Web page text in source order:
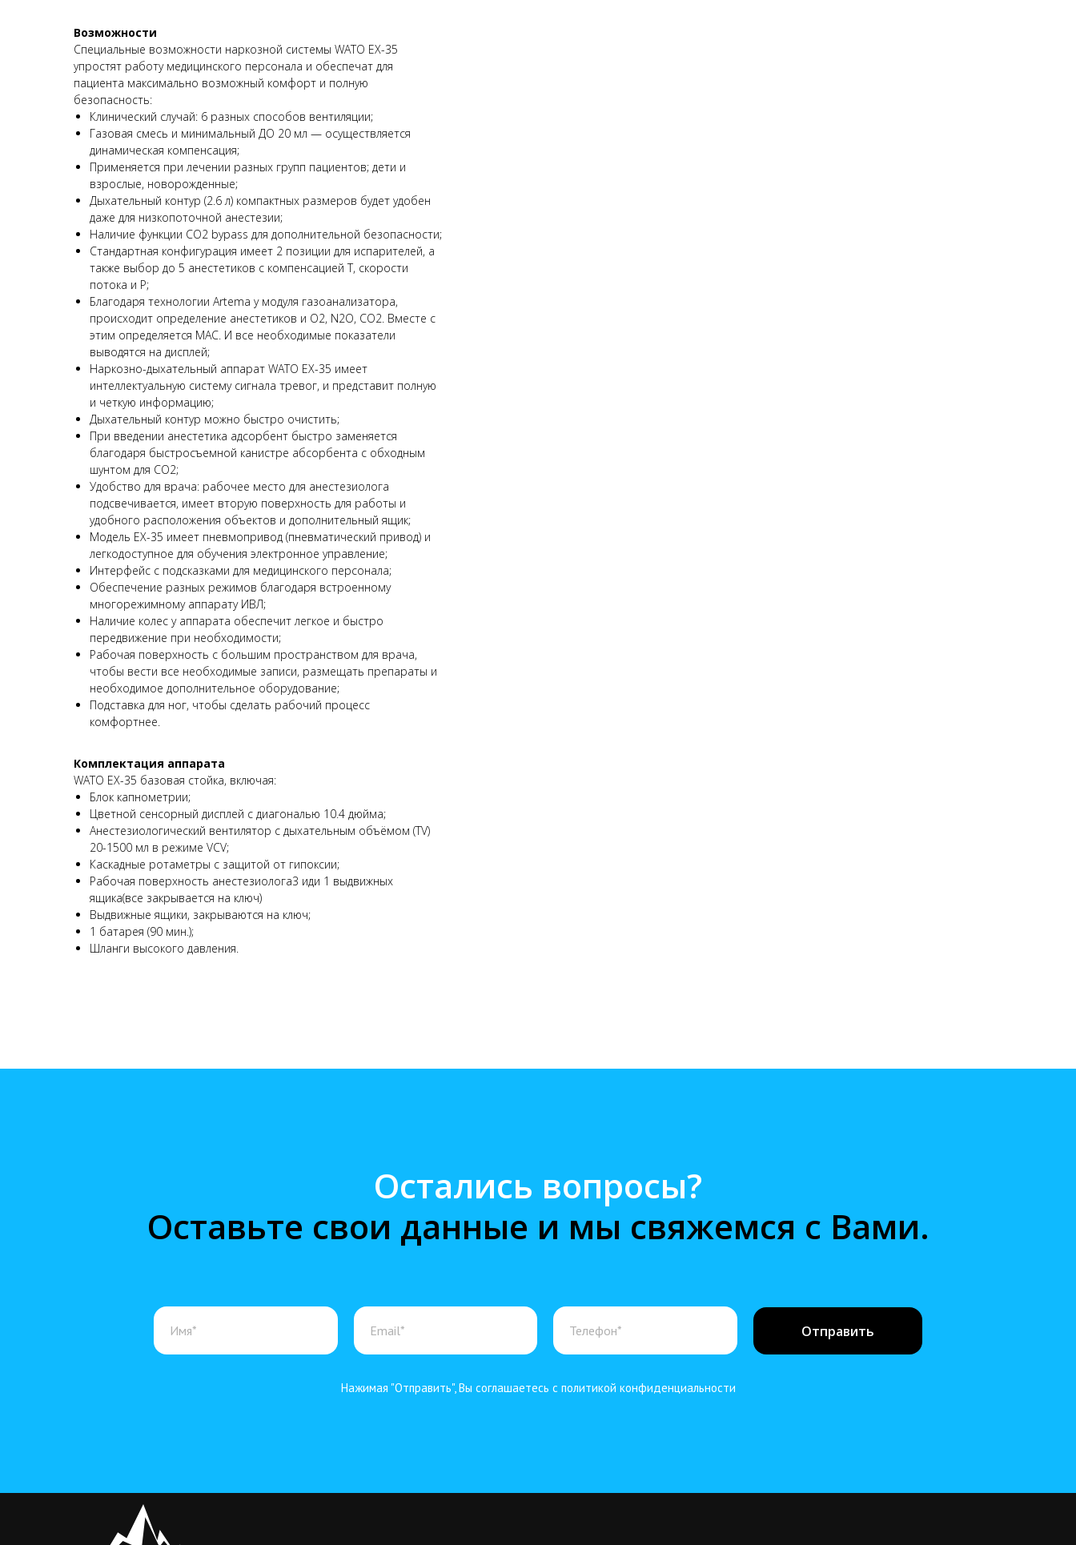
Возможности
Специальные возможности наркозной системы WATO EX-35
упростят работу медицинского персонала и обеспечат для
пациента максимально возможный комфорт и полную
безопасность:
Клинический случай: 6 разных способов вентиляции;
Газовая смесь и минимальный ДО 20 мл — осуществляется
динамическая компенсация;
Применяется при лечении разных групп пациентов; дети и
взрослые, новорожденные;
Дыхательный контур (2.6 л) компактных размеров будет удобен
даже для низкопоточной анестезии;
Наличие функции CO2 bypass для дополнительной безопасности;
Стандартная конфигурация имеет 2 позиции для испарителей, а
также выбор до 5 анестетиков с компенсацией T, скорости
потока и P;
Благодаря технологии Artema у модуля газоанализатора,
происходит определение анестетиков и О2, N2O, CO2. Вместе с
этим определяется MAC. И все необходимые показатели
выводятся на дисплей;
Наркозно-дыхательный аппарат WATO EX-35 имеет
интеллектуальную систему сигнала тревог, и представит полную
и четкую информацию;
Дыхательный контур можно быстро очистить;
При введении анестетика адсорбент быстро заменяется
благодаря быстросъемной канистре абсорбента с обходным
шунтом для CO2;
Удобство для врача: рабочее место для анестезиолога
подсвечивается, имеет вторую поверхность для работы и
удобного расположения объектов и дополнительный ящик;
Модель EX-35 имеет пневмопривод (пневматический привод) и
легкодоступное для обучения электронное управление;
Интерфейс с подсказками для медицинского персонала;
Обеспечение разных режимов благодаря встроенному
многорежимному аппарату ИВЛ;
Наличие колес у аппарата обеспечит легкое и быстро
передвижение при необходимости;
Рабочая поверхность с большим пространством для врача,
чтобы вести все необходимые записи, размещать препараты и
необходимое дополнительное оборудование;
Подставка для ног, чтобы сделать рабочий процесс
комфортнее.
Комплектация аппарата
WATO EX-35 базовая стойка, включая:
Блок капнометрии;
Цветной сенсорный дисплей с диагональю 10.4 дюйма;
Анестезиологический вентилятор с дыхательным объёмом (TV)
20-1500 мл в режиме VCV;
Каскадные ротаметры с защитой от гипоксии;
Рабочая поверхность анестезиолога3 иди 1 выдвижных
ящика(все закрывается на ключ)
Выдвижные ящики, закрываются на ключ;
1 батарея (90 мин.);
Шланги высокого давления.
Остались вопросы?
Оставьте свои данные и мы свяжемся с Вами.
Отправить
Нажимая "Отправить", Вы соглашаетесь с политикой конфиденциальности